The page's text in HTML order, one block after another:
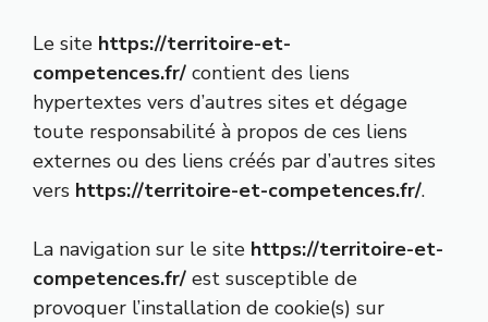
Le site https://territoire-et-
competences.fr/ contient des liens
hypertextes vers d’autres sites et dégage
toute responsabilité à propos de ces liens
externes ou des liens créés par d’autres sites
vers https://territoire-et-competences.fr/.
La navigation sur le site https://territoire-et-
competences.fr/ est susceptible de
provoquer l’installation de cookie(s) sur